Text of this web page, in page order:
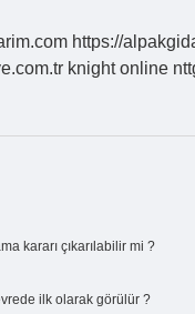
https://
knight online
kararı çıkarılabilir mi ?
ilk olarak görülür ?